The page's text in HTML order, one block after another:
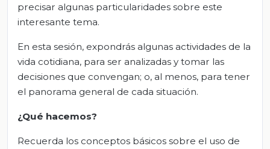
precisar algunas particularidades sobre este
interesante tema.
En esta sesión, expondrás algunas actividades de la
vida cotidiana, para ser analizadas y tomar las
decisiones que convengan; o, al menos, para tener
el panorama general de cada situación.
¿Qué hacemos?
Recuerda los conceptos básicos sobre el uso de